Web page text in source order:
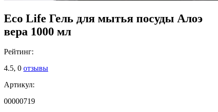
Eco Life Гель для мытья посуды Алоэ
вера 1000 мл
Рейтинг:
4.5, 0 отзывы
Артикул:
00000719